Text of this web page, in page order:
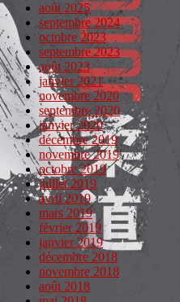
août 2025
septembre 2024
octobre 2023
septembre 2023
août 2023
janvier 2021
novembre 2020
septembre 2020
janvier 2020
décembre 2019
novembre 2019
octobre 2019
juillet 2019
avril 2019
mars 2019
février 2019
janvier 2019
décembre 2018
novembre 2018
août 2018